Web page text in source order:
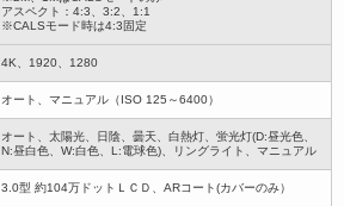
アスペクト：4:3、3:2、1:1
※CALSモード時は4:3固定
4K、1920、1280
オート、マニュアル（ISO 125～6400）
オート、太陽光、日陰、曇天、白熱灯、蛍光灯(D:昼光色、
N:昼白色、W:白色、L:電球色)、リングライト、マニュアル
3.0型 約104万ドットＬＣＤ、ARコート(カバーのみ）